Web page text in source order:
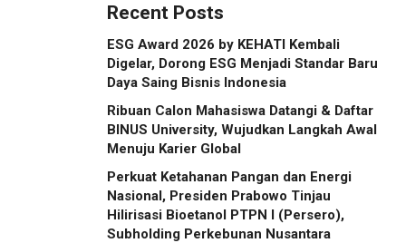
Kota Tuan Rumah
Recent Posts
ESG Award 2026 by KEHATI Kembali
Digelar, Dorong ESG Menjadi Standar Baru
Daya Saing Bisnis Indonesia
Ribuan Calon Mahasiswa Datangi & Daftar
BINUS University, Wujudkan Langkah Awal
Menuju Karier Global
Perkuat Ketahanan Pangan dan Energi
Nasional, Presiden Prabowo Tinjau
Hilirisasi Bioetanol PTPN I (Persero),
Subholding Perkebunan Nusantara